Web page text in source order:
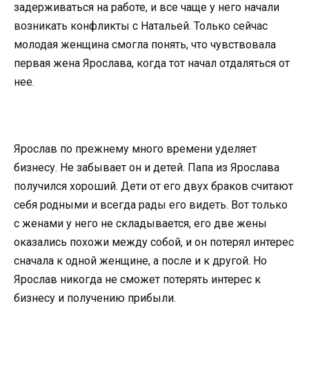
задерживаться на работе, и все чаще у него начали
возникать конфликты с Натальей. Только сейчас
молодая женщина смогла понять, что чувствовала
первая жена Ярослава, когда тот начал отдаляться от
нее.
Ярослав по прежнему много времени уделяет
бизнесу. Не забывает он и детей. Папа из Ярослава
получился хороший. Дети от его двух браков считают
себя родными и всегда рады его видеть. Вот только
с женами у него не складывается, его две жены
оказались похожи между собой, и он потерял интерес
сначала к одной женщине, а после и к другой. Но
Ярослав никогда не сможет потерять интерес к
бизнесу и получению прибыли.